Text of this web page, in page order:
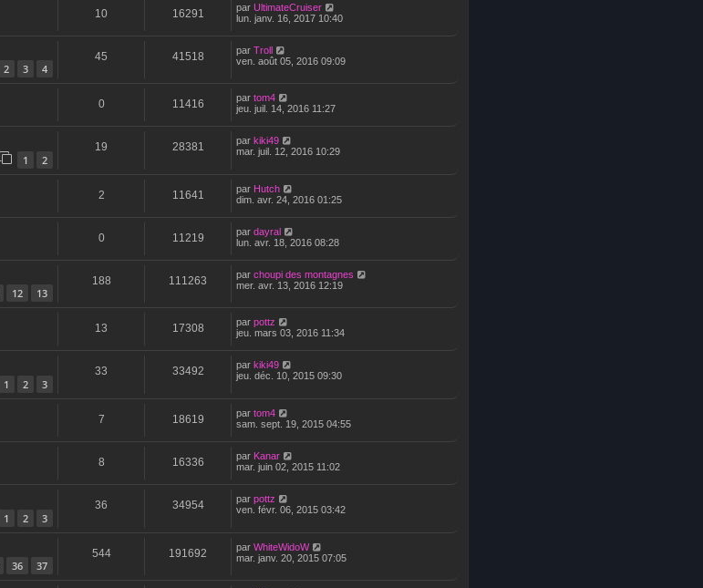
10 16291 par UltimateCruiser
lun. janv. 16, 2017 10:40
2 3 4
45 41518 par Troll
ven. août 05, 2016 09:09
0 11416 par tom4
jeu. juil. 14, 2016 11:27
1 2
19 28381 par kiki49
mar. juil. 12, 2016 10:29
2 11641 par Hutch
dim. avr. 24, 2016 01:25
0 11219 par dayral
lun. avr. 18, 2016 08:28
12 13
188 111263 par choupi des montagnes
mer. avr. 13, 2016 12:19
13 17308 par pottz
jeu. mars 03, 2016 11:34
1 2 3
33 33492 par kiki49
jeu. déc. 10, 2015 09:30
7 18619 par tom4
sam. sept. 19, 2015 04:55
8 16336 par Kanar
mar. juin 02, 2015 11:02
1 2 3
36 34954 par pottz
ven. févr. 06, 2015 03:42
36 37
544 191692 par WhiteWidoW
mar. janv. 20, 2015 07:05